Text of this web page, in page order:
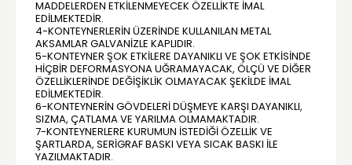
MADDELERDEN ETKILENMEYECEK ÖZELLIKTE IMAL
EDILMEKTEDIR.
4-KONTEYNERLERIN ÜZERINDE KULLANILAN METAL
AKSAMLAR GALVANIZLE KAPLIDIR.
5-KONTEYNER ŞOK ETKILERE DAYANIKLI VE ŞOK ETKISINDE
HIÇBIR DEFORMASYONA UĞRAMAYACAK, ÖLÇÜ VE DIĞER
ÖZELLIKLERINDE DEĞIŞIKLIK OLMAYACAK ŞEKILDE IMAL
EDILMEKTEDIR.
6-KONTEYNERIN GÖVDELERI DÜŞMEYE KARŞI DAYANIKLI,
SIZMA, ÇATLAMA VE YARILMA OLMAMAKTADIR.
7-KONTEYNERLERE KURUMUN ISTEDIĞI ÖZELLIK VE
ŞARTLARDA, SERIGRAF BASKI VEYA SICAK BASKI ILE
YAZILMAKTADIR.